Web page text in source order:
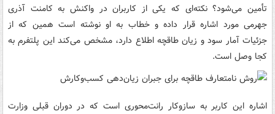
تأمین می‌شود؟ نکته‌ای که یکی از کاربران در واکنش به کامنت آذری
جهرمی مورد اشاره قرار داده و خطاب به او نوشته است همین که از
جزئیات آمار سود و زیان طاقچه اطلاع دارد، مشخص می‌کند این پلتفرم به
کجا وصل است.
اشاره این کاربر به سازوکار رانت‌محوری است که در دوران قبلی وزارت